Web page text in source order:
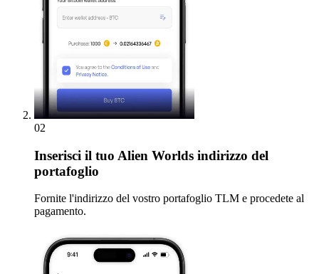
02
Inserisci il tuo Alien Worlds indirizzo del
portafoglio
Fornite l'indirizzo del vostro portafoglio TLM e procedete al
pagamento.